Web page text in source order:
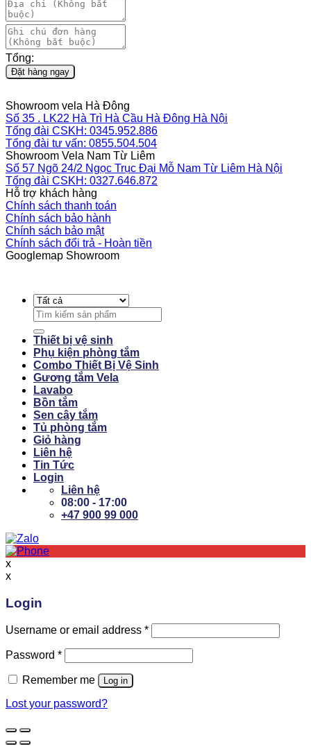
Tổng:
Đặt hàng ngay
Showroom vela Hà Đông
Số 35 . LK22 Hà Trì Hà Cầu Hà Đông Hà Nội
Tổng đài CSKH: 0345.952.886
Tổng đài tư vấn: 0855.504.504
Showroom Vela Nam Từ Liêm
Số 57 Ngõ 24/2 Ngọc Trục Đại Mỗ Nam Từ Liêm Hà Nội
Tổng đài CSKH: 0327.646.872
Hỗ trợ khách hàng
Chính sách thanh toán
Chính sách bảo hành
Chính sách bảo mật
Chính sách đổi trả - Hoàn tiền
Googlemap Showroom
Search
for:
Thiết bị vệ sinh
Phụ kiện phòng tắm
Combo Thiết Bị Vệ Sinh
Gương tắm Vela
Lavabo
Bồn tắm
Sen cây tắm
Tủ phòng tắm
Giỏ hàng
Liên hệ
Tin Tức
Login
Liên hệ
08:00 - 17:00
+47 900 99 000
x
x
Login
Username or email address *
Password *
Remember me Log in
Lost your password?